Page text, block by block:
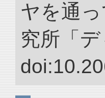
ヤを通
究所「